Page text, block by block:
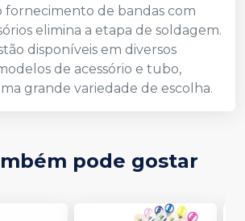
fornecimento de bandas com
elimina a etapa de soldagem.
disponíveis em diversos
de acessório e tubo,
grande variedade de escolha.
pode gostar